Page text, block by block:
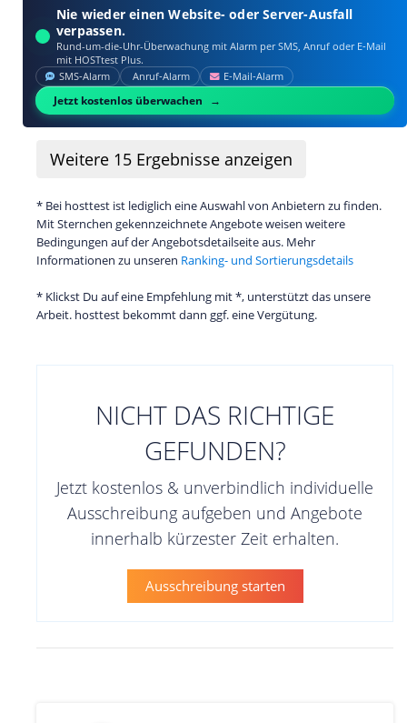
Nie wieder einen Website- oder Server-Ausfall
verpassen.
Rund-um-die-Uhr-Überwachung mit Alarm per SMS, Anruf oder E‑Mail
mit HOSTtest Plus.
SMS‑Alarm Anruf‑Alarm E‑Mail‑Alarm
Jetzt kostenlos überwachen
Weitere 15 Ergebnisse anzeigen
* Bei hosttest ist lediglich eine Auswahl von Anbietern zu finden.
Mit Sternchen gekennzeichnete Angebote weisen weitere
Bedingungen auf der Angebotsdetailseite aus. Mehr
Informationen zu unseren Ranking- und Sortierungsdetails
* Klickst Du auf eine Empfehlung mit *, unterstützt das unsere
Arbeit. hosttest bekommt dann ggf. eine Vergütung.
NICHT DAS RICHTIGE
GEFUNDEN?
Jetzt kostenlos & unverbindlich individuelle
Ausschreibung aufgeben und Angebote
innerhalb kürzester Zeit erhalten.
Ausschreibung starten